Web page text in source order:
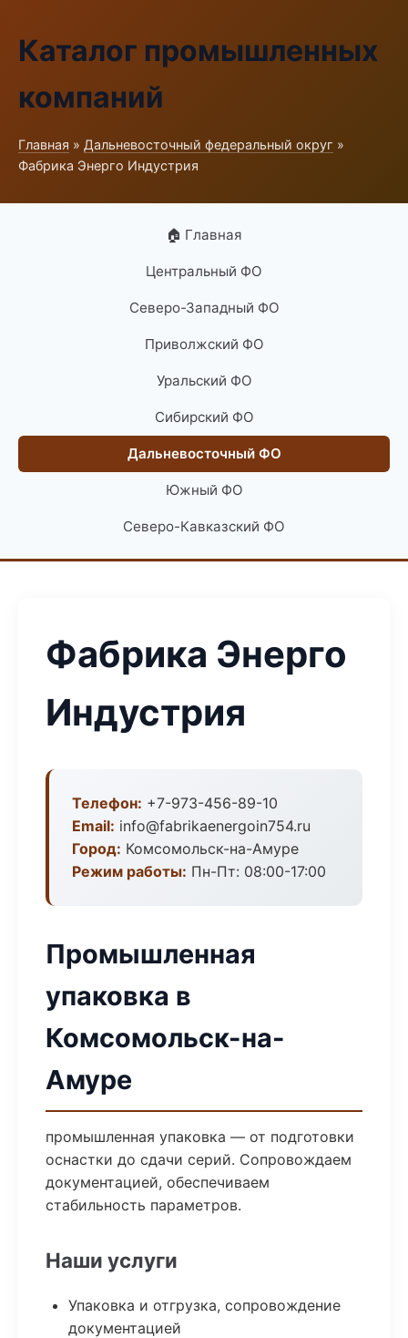
Каталог промышленных
компаний
Главная » Дальневосточный федеральный округ »
Фабрика Энерго Индустрия
🏠 Главная
Центральный ФО
Северо-Западный ФО
Приволжский ФО
Уральский ФО
Сибирский ФО
Дальневосточный ФО
Южный ФО
Северо-Кавказский ФО
Фабрика Энерго
Индустрия
Телефон: +7-973-456-89-10
Email: info@fabrikaenergoin754.ru
Город: Комсомольск-на-Амуре
Режим работы: Пн-Пт: 08:00-17:00
Промышленная
упаковка в
Комсомольск-на-
Амуре
промышленная упаковка — от подготовки
оснастки до сдачи серий. Сопровождаем
документацией, обеспечиваем
стабильность параметров.
Наши услуги
Упаковка и отгрузка, сопровождение
документацией